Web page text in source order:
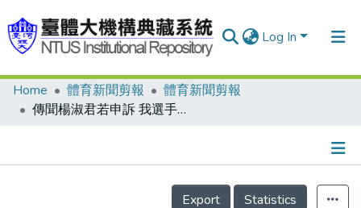
Log In
Communities & Collections
Home 體育新聞剪報
體育新聞剪報
傳聞楊淑君若申訴 我選手無法參賽 撤不撤變她個人問題 體委會成「後盾」 協會：槓上世跆總 選手沒舞台 「這是我們要的？」
Details
Export
Statistics